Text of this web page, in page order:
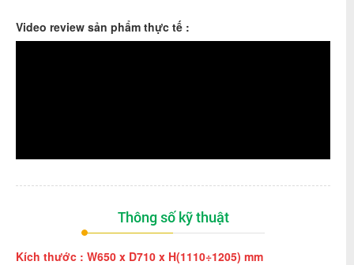
Video review sản phẩm thực tế :
Thông số kỹ thuật
Kích thước : W650 x D710 x H(1110÷1205) mm